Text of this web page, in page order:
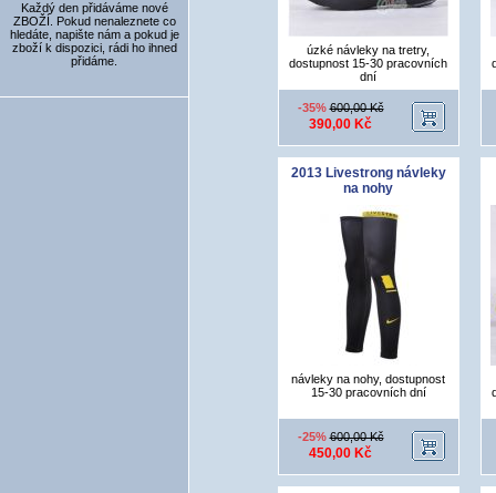
Každý den přidáváme nové
ZBOŽÍ. Pokud nenaleznete co
hledáte, napište nám a pokud je
zboží k dispozici, rádi ho ihned
přidáme.
úzké návleky na tretry,
dostupnost 15-30 pracovních
dní
-35%600,00 Kč
390,00 Kč
2013 Livestrong návleky
na nohy
návleky na nohy, dostupnost
15-30 pracovních dní
-25%600,00 Kč
450,00 Kč